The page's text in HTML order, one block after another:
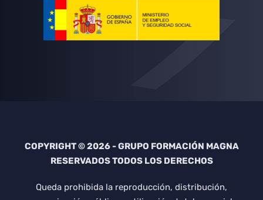
COPYRIGHT © 2026 - GRUPO FORMACIÓN MAGNA
RESERVADOS TODOS LOS DERECHOS
Queda prohibida la reproducción, distribución,